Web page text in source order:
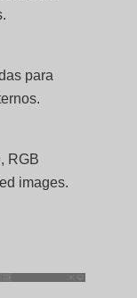
para
RGB
images.